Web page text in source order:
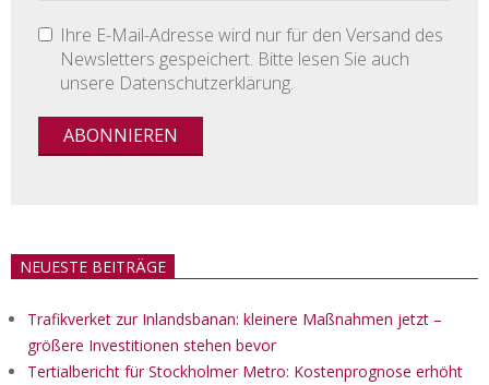
Ihre E-Mail-Adresse wird nur für den Versand des
Newsletters gespeichert. Bitte lesen Sie auch
unsere Datenschutzerklärung.
NEUESTE BEITRÄGE
Trafikverket zur Inlandsbanan: kleinere Maßnahmen jetzt –
größere Investitionen stehen bevor
Tertialbericht für Stockholmer Metro: Kostenprognose erhöht